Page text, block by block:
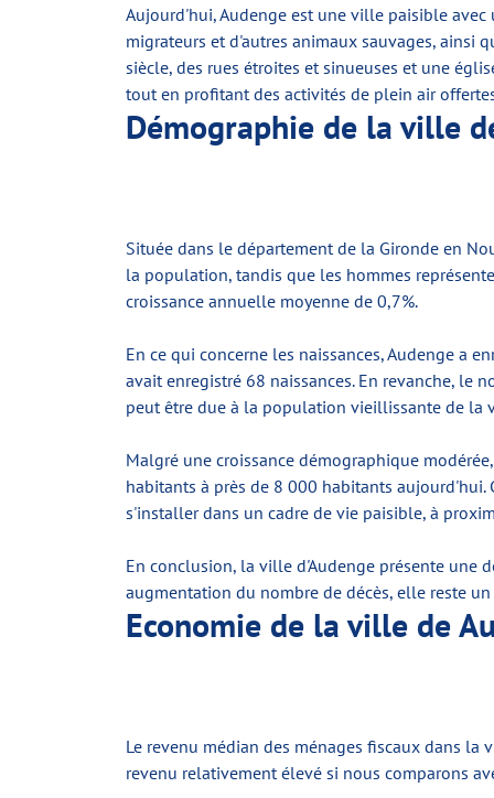
Aujourd'hui, Audenge est une ville paisible
migrateurs et d'autres animaux sauvages, ainsi
siècle, des rues étroites et sinueuses et une
tout en profitant des activités de plein air
Démographie de la ville
Située dans le département de la Gironde en
la population, tandis que les hommes
croissance annuelle moyenne de 0,7%.
En ce qui concerne les naissances, Audenge a
avait enregistré 68 naissances. En revanche, le
peut être due à la population vieillissante de la
Malgré une croissance démographique
habitants à près de 8 000 habitants
s'installer dans un cadre de vie paisible, à
En conclusion, la ville d'Audenge présente une
augmentation du nombre de décès, elle reste
Economie de la ville de
Le revenu médian des ménages fiscaux dans la
revenu relativement élevé si nous comparons